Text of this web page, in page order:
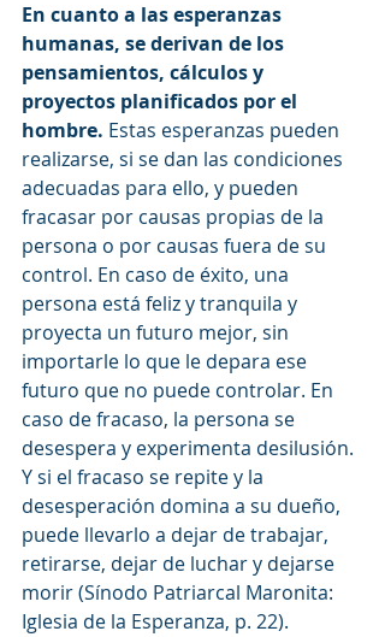
En cuanto a las esperanzas
humanas, se derivan de los
pensamientos, cálculos y
proyectos planificados por el
hombre. Estas esperanzas pueden
realizarse, si se dan las condiciones
adecuadas para ello, y pueden
fracasar por causas propias de la
persona o por causas fuera de su
control. En caso de éxito, una
persona está feliz y tranquila y
proyecta un futuro mejor, sin
importarle lo que le depara ese
futuro que no puede controlar. En
caso de fracaso, la persona se
desespera y experimenta desilusión.
Y si el fracaso se repite y la
desesperación domina a su dueño,
puede llevarlo a dejar de trabajar,
retirarse, dejar de luchar y dejarse
morir (Sínodo Patriarcal Maronita:
Iglesia de la Esperanza, p. 22).